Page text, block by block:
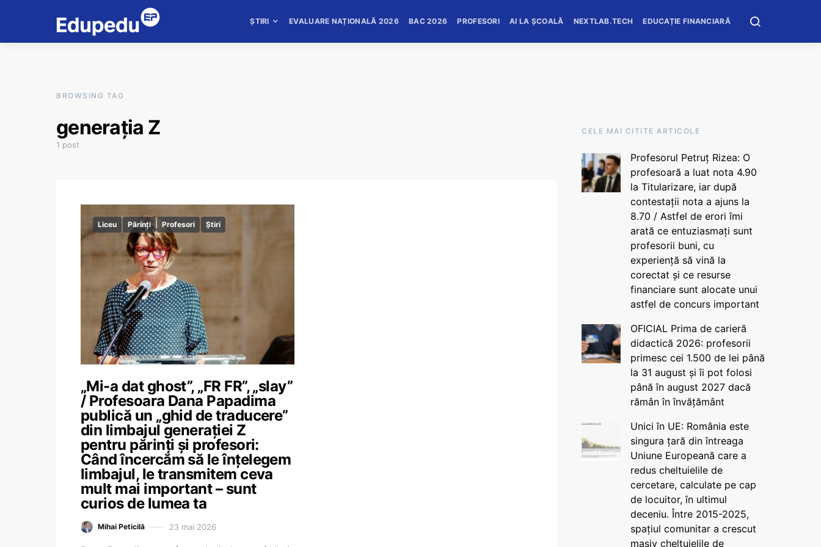
ȘTIRI EVALUARE NAȚIONALĂ 2026 BAC 2026 PROFESORI AI LA ȘCOALĂ NEXTLAB.TECH EDUCAȚIE FINANCIARĂ
BROWSING TAG
generația Z
1 post
Liceu Părinți Profesori Știri
„Mi-a dat ghost”, „FR FR”, „slay”
/ Profesoara Dana Papadima
publică un „ghid de traducere”
din limbajul generației Z
pentru părinți și profesori:
Când încercăm să le înțelegem
limbajul, le transmitem ceva
mult mai important – sunt
curios de lumea ta
Mihai Peticilă 23 mai 2026
CELE MAI CITITE ARTICOLE
Profesorul Petruț Rizea: O
profesoară a luat nota 4.90
la Titularizare, iar după
contestații nota a ajuns la
8.70 / Astfel de erori îmi
arată ce entuziasmați sunt
profesorii buni, cu
experiență să vină la
corectat și ce resurse
financiare sunt alocate unui
astfel de concurs important
OFICIAL Prima de carieră
didactică 2026: profesorii
primesc cei 1.500 de lei până
la 31 august și îi pot folosi
până în august 2027 dacă
rămân în învățământ
Unici în UE: România este
singura țară din întreaga
Uniune Europeană care a
redus cheltuielile de
cercetare, calculate pe cap
de locuitor, în ultimul
deceniu. Între 2015-2025,
spațiul comunitar a crescut
masiv cheltuielile de